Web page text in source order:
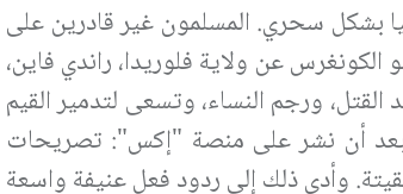
بشكل سحري. المسلمون غير قادرين على
عن ولاية فلوريدا، راندي فاين،
ورجم النساء، وتسعى لتدمير القيم
وقد أثار غضبا عارما على مستوى البلاد في فبراير/شباط 2026 بعد أن نشر على منصة "إكس": تصريحات
وأدى ذلك إلى ردود فعل عنيفة واسعة